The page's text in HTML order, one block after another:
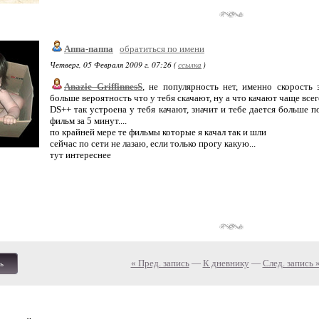
Аппа-паппа
обратиться по имени
Четверг, 05 Февраля 2009 г. 07:26 (ссылка )
Anazie_GriffinnesS, не популярность нет, именно
больше вероятность что у тебя скачают, ну а что качают чаще
DS++ так устроена у тебя качают, значит и тебе дается больше
фильм за 5 минут....
по крайней мере те фильмы которые я качал так и шли
сейчас по сети не лазаю, если только прогу какую...
тут интереснее
« Пред. запись— К дневнику — След. запись